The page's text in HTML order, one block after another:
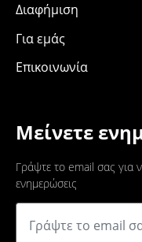
Μείνετε
Γράψτε το email σας για
ενημερώσεις
Διαφήμιση
Για εμάς
Επικοινωνία